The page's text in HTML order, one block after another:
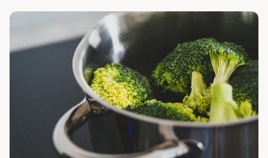
zu kaufen, da dies für eine bessere Qualität, artgerechte
Haltung und einen intensiveren Geschmack sorgt. Doch
damit er wirklich saftig, zart und aromatisch wird, spielt die
Kerntemperatur eine entscheidende Rolle. Nur wenn das
Schweinefleisch auf den Punkt gegart ist, entfaltet es
seinen vollen Geschmack. In diesem Ratgeber von
POTLUCK erfährst du alles, was du über die richtige
Kerntemperatur Schweinebraten wissen musst – von der
Auswahl des passenden Stück vom Schwein über das
Messen der Temperatur bis hin zu Beilagen, Soße und
Gewürzen.